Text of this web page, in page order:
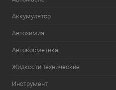
Аккумулятор
Автохимия
Автокосметика
Жидкости технические
Инструмент